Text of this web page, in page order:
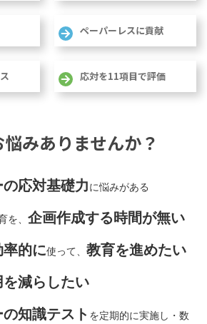
ペーパーレスに貢献
応対を11項目で評価
みありませんか？
応対基礎力に悩みがある
、 企画作成する時間が無い
的に使って、 教育を進めたい
減らしたい
知識テスト を定期的に実施し・数